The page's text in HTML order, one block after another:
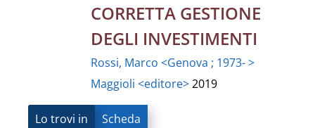
CORRETTA GESTIONE
DEGLI INVESTIMENTI
Rossi, Marco <Genova ; 1973- >
Maggioli <editore>2019
Lo trovi in Scheda